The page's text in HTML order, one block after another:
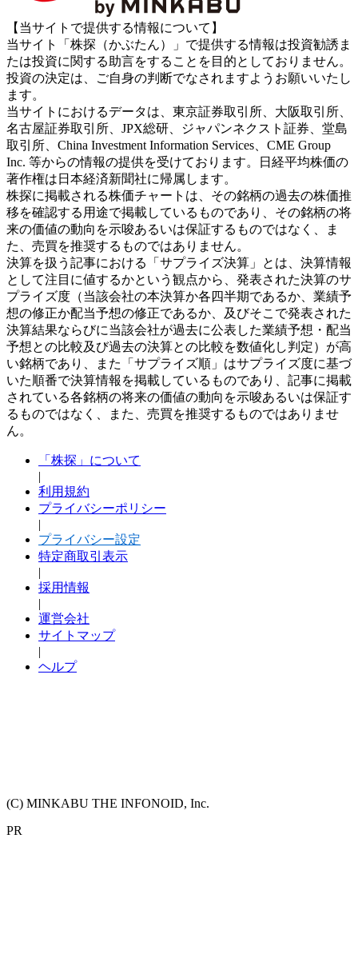
【当サイトで提供する情報について】
当サイト「株探（かぶたん）」で提供する情報は投資勧誘ま
たは投資に関する助言をすることを目的としておりません。
投資の決定は、ご自身の判断でなされますようお願いいたし
ます。
当サイトにおけるデータは、東京証券取引所、大阪取引所、
名古屋証券取引所、JPX総研、ジャパンネクスト証券、堂島
取引所、China Investment Information Services、CME Group
Inc. 等からの情報の提供を受けております。日経平均株価の
著作権は日本経済新聞社に帰属します。
株探に掲載される株価チャートは、その銘柄の過去の株価推
移を確認する用途で掲載しているものであり、その銘柄の将
来の価値の動向を示唆あるいは保証するものではなく、ま
た、売買を推奨するものではありません。
決算を扱う記事における「サプライズ決算」とは、決算情報
として注目に値するかという観点から、発表された決算のサ
プライズ度（当該会社の本決算か各四半期であるか、業績予
想の修正か配当予想の修正であるか、及びそこで発表された
決算結果ならびに当該会社が過去に公表した業績予想・配当
予想との比較及び過去の決算との比較を数値化し判定）が高
い銘柄であり、また「サプライズ順」はサプライズ度に基づ
いた順番で決算情報を掲載しているものであり、記事に掲載
されている各銘柄の将来の価値の動向を示唆あるいは保証す
るものではなく、また、売買を推奨するものではありませ
ん。
「株探」について
|
利用規約
プライバシーポリシー
|
プライバシー設定
特定商取引表示
|
採用情報
|
運営会社
サイトマップ
|
ヘルプ
(C) MINKABU THE INFONOID, Inc.
PR